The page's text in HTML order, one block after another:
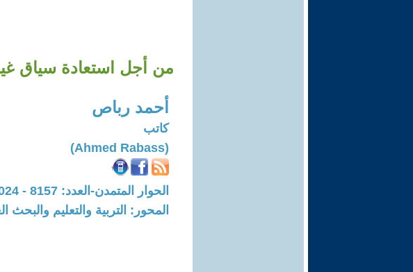
من أجل استعادة سياق
أحمد رباص
كاتب
(Ahmed Rabass)
الحوار المتمدن-العدد: 8157 - 2024 / 11 / 10 - 04:47
المحور: التربية والتعليم والبحث